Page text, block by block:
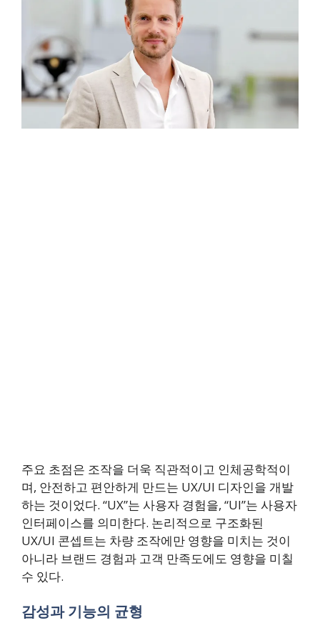
주요 초점은 조작을 더욱 직관적이고 인체공학적이
며, 안전하고 편안하게 만드는 UX/UI 디자인을 개발
하는 것이었다. “UX”는 사용자 경험을, “UI”는 사용자
인터페이스를 의미한다. 논리적으로 구조화된
UX/UI 콘셉트는 차량 조작에만 영향을 미치는 것이
아니라 브랜드 경험과 고객 만족도에도 영향을 미칠
수 있다.
감성과 기능의 균형